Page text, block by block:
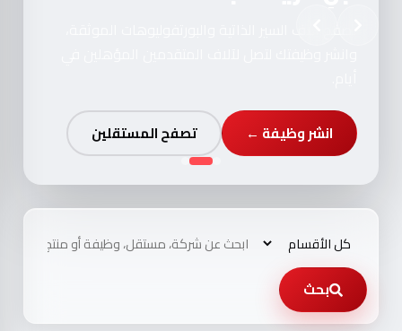
انشر وظيفة ← تصفح المستقلين
بحث